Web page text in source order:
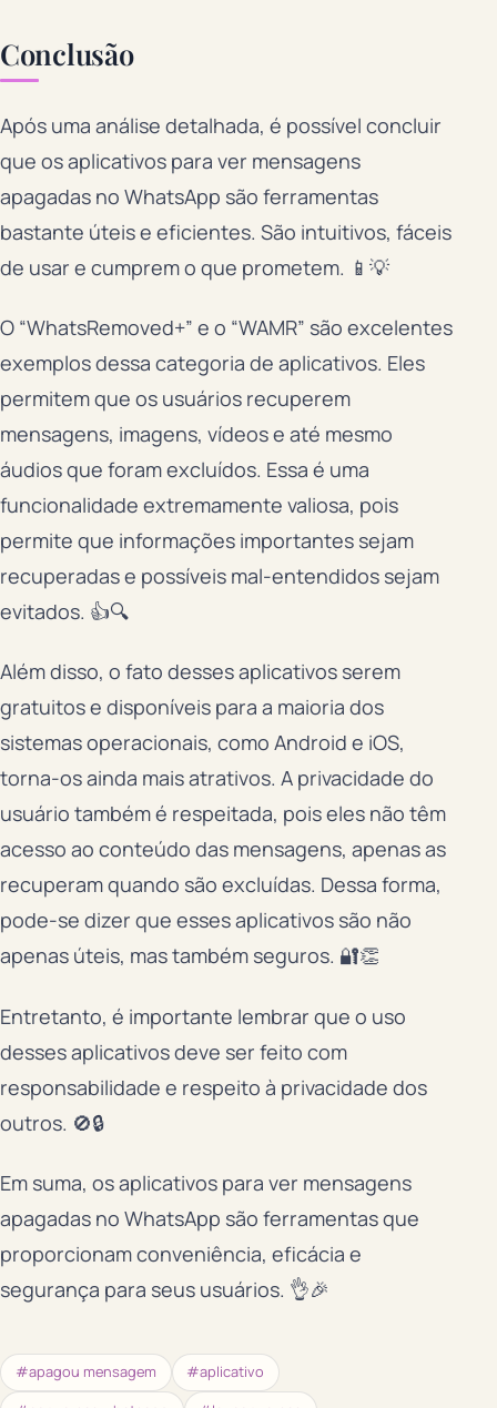
Conclusão
Após uma análise detalhada, é possível concluir
que os aplicativos para ver mensagens
apagadas no WhatsApp são ferramentas
bastante úteis e eficientes. São intuitivos, fáceis
de usar e cumprem o que prometem. 📱💡
O “WhatsRemoved+” e o “WAMR” são excelentes
exemplos dessa categoria de aplicativos. Eles
permitem que os usuários recuperem
mensagens, imagens, vídeos e até mesmo
áudios que foram excluídos. Essa é uma
funcionalidade extremamente valiosa, pois
permite que informações importantes sejam
recuperadas e possíveis mal-entendidos sejam
evitados. 👍🔍
Além disso, o fato desses aplicativos serem
gratuitos e disponíveis para a maioria dos
sistemas operacionais, como Android e iOS,
torna-os ainda mais atrativos. A privacidade do
usuário também é respeitada, pois eles não têm
acesso ao conteúdo das mensagens, apenas as
recuperam quando são excluídas. Dessa forma,
pode-se dizer que esses aplicativos são não
apenas úteis, mas também seguros. 🔐👏
Entretanto, é importante lembrar que o uso
desses aplicativos deve ser feito com
responsabilidade e respeito à privacidade dos
outros. 🚫🔒
Em suma, os aplicativos para ver mensagens
apagadas no WhatsApp são ferramentas que
proporcionam conveniência, eficácia e
segurança para seus usuários. 👌🎉
#apagou mensagem
#aplicativo